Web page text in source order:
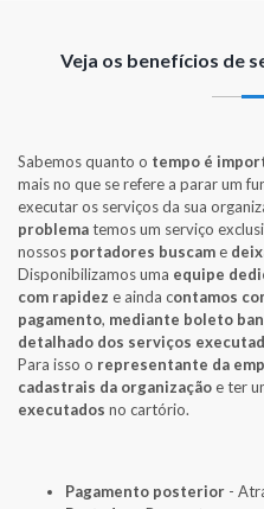
Veja os benefícios de
Sabemos quanto o tempo é
mais no que se refere a parar um
executar os serviços da sua
problematemos um serviço
nossos portadores buscame
Disponibilizamos uma equipe
com rapidez e ainda contamos
pagamento, mediante boleto
detalhado dos serviços
Para isso o representante da
cadastrais da organizaçãoe ter
executados no cartório.
Pagamento posterior -